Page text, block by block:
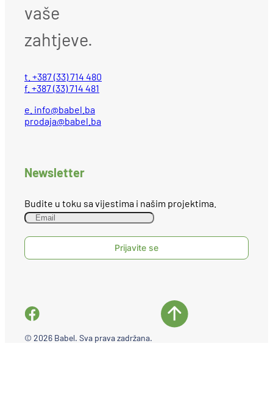
vaše
zahtjeve.
t. +387 (33) 714 480
f. +387 (33) 714 481
e. info@babel.ba
prodaja@babel.ba
Newsletter
Budite u toku sa vijestima i našim projektima.
© 2026 Babel. Sva prava zadržana.